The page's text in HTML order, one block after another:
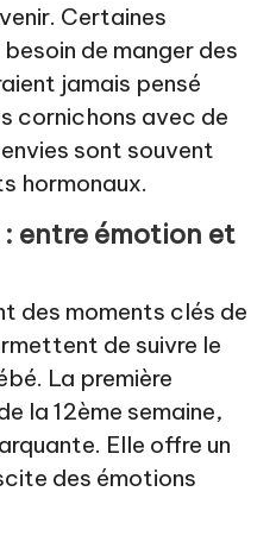
Certaines
de manger des
jamais pensé
cornichons avec de
sont souvent
hormonaux.
entre émotion et
des moments clés de
de suivre le
La première
la 12ème semaine,
Elle offre un
des émotions